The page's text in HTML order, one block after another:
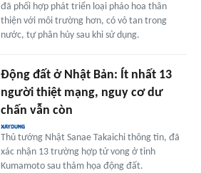
đã phối hợp phát triển loại pháo hoa thân
thiện với môi trường hơn, có vỏ tan trong
nước, tự phân hủy sau khi sử dụng.
Động đất ở Nhật Bản: Ít nhất 13
người thiệt mạng, nguy cơ dư
chấn vẫn còn
Thủ tướng Nhật Sanae Takaichi thông tin, đã
xác nhận 13 trường hợp tử vong ở tỉnh
Kumamoto sau thảm họa động đất.